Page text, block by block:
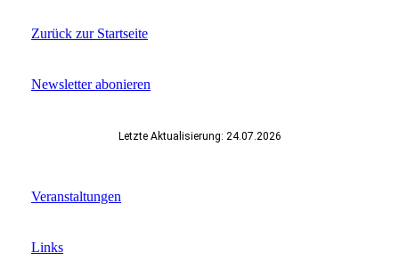
Zurück zur Startseite
Newsletter abonieren
Letzte Aktualisierung: 24.07.2026
Veranstaltungen
Links